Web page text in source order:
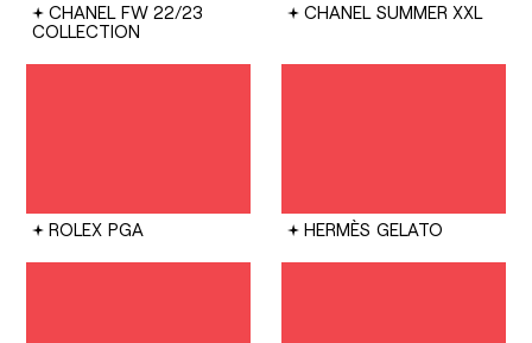
CHANEL FW 22/23
COLLECTION
CHANEL SUMMER XXL
ROLEX PGA HERMÈS GELATO